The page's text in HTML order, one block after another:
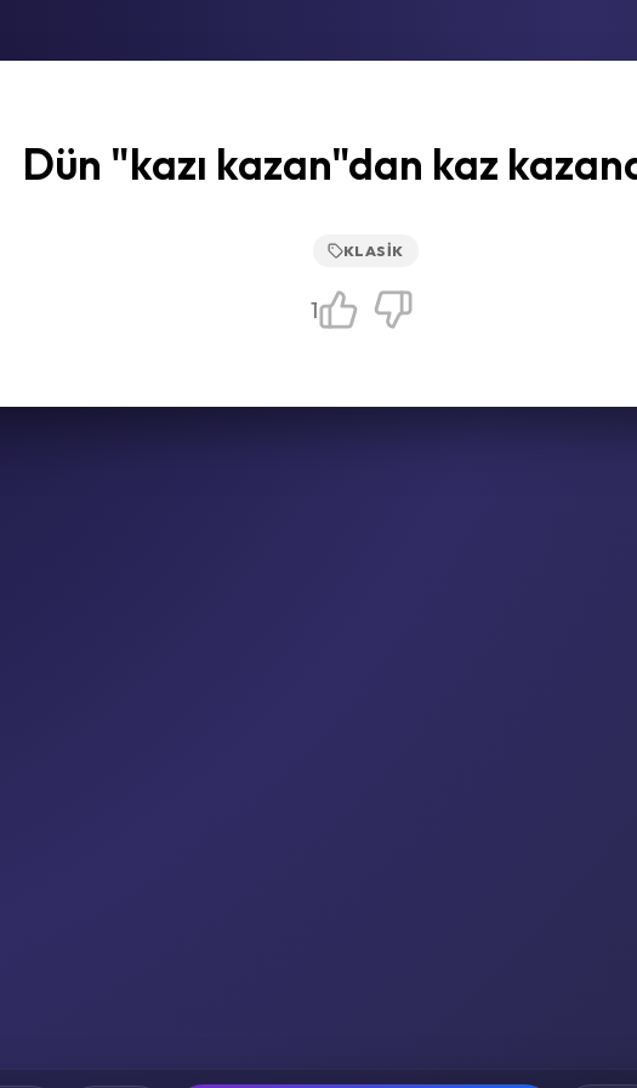
Dün "kazı kazan"dan kaz
KLASIK
1